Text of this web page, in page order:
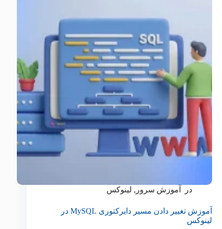
در آموزش سرور , لینوکس
آموزش تغییر دادن مسیر دایرکتوری MySQL در
لینوکس